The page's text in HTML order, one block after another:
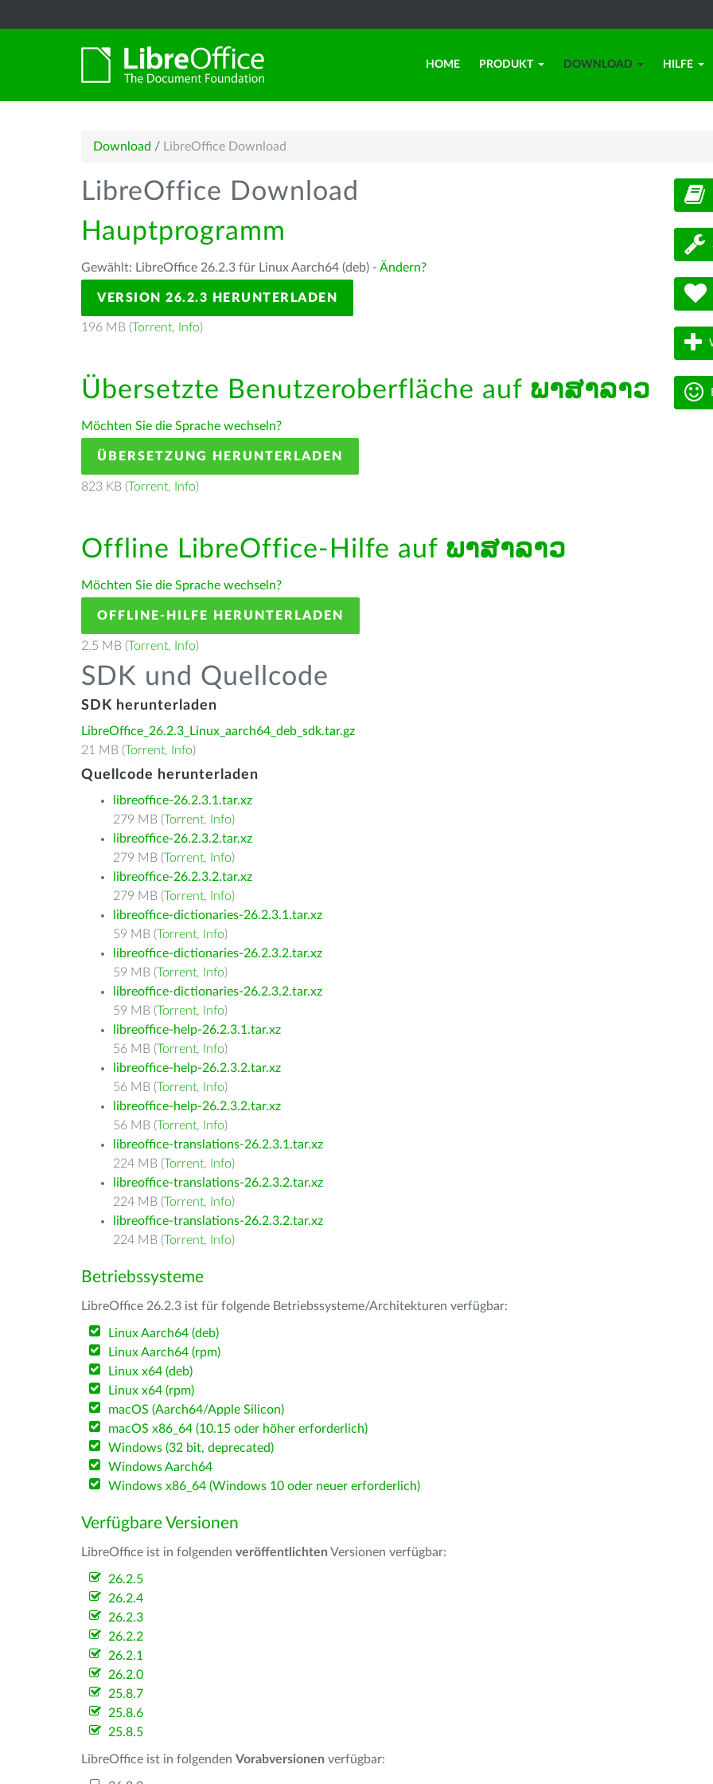
HOME PRODUKT DOWNLOAD HILFE
Download / LibreOffice Download
LibreOffice Download
Hauptprogramm
Gewählt: LibreOffice 26.2.3 für Linux Aarch64 (deb) - Ändern?
VERSION 26.2.3 HERUNTERLADEN
196 MB (Torrent, Info)
Übersetzte Benutzeroberfläche auf ພາສາລາວ
Möchten Sie die Sprache wechseln?
ÜBERSETZUNG HERUNTERLADEN
823 KB (Torrent, Info)
Offline LibreOffice-Hilfe auf ພາສາລາວ
Möchten Sie die Sprache wechseln?
OFFLINE-HILFE HERUNTERLADEN
2.5 MB (Torrent, Info)
SDK und Quellcode
SDK herunterladen
LibreOffice_26.2.3_Linux_aarch64_deb_sdk.tar.gz
21 MB (Torrent, Info)
Quellcode herunterladen
libreoffice-26.2.3.1.tar.xz
279 MB (Torrent, Info)
libreoffice-26.2.3.2.tar.xz
279 MB (Torrent, Info)
libreoffice-26.2.3.2.tar.xz
279 MB (Torrent, Info)
libreoffice-dictionaries-26.2.3.1.tar.xz
59 MB (Torrent, Info)
libreoffice-dictionaries-26.2.3.2.tar.xz
59 MB (Torrent, Info)
libreoffice-dictionaries-26.2.3.2.tar.xz
59 MB (Torrent, Info)
libreoffice-help-26.2.3.1.tar.xz
56 MB (Torrent, Info)
libreoffice-help-26.2.3.2.tar.xz
56 MB (Torrent, Info)
libreoffice-help-26.2.3.2.tar.xz
56 MB (Torrent, Info)
libreoffice-translations-26.2.3.1.tar.xz
224 MB (Torrent, Info)
libreoffice-translations-26.2.3.2.tar.xz
224 MB (Torrent, Info)
libreoffice-translations-26.2.3.2.tar.xz
224 MB (Torrent, Info)
Betriebssysteme
LibreOffice 26.2.3 ist für folgende Betriebssysteme/Architekturen verfügbar:
Linux Aarch64 (deb)
Linux Aarch64 (rpm)
Linux x64 (deb)
Linux x64 (rpm)
macOS (Aarch64/Apple Silicon)
macOS x86_64 (10.15 oder höher erforderlich)
Windows (32 bit, deprecated)
Windows Aarch64
Windows x86_64 (Windows 10 oder neuer erforderlich)
Verfügbare Versionen
LibreOffice ist in folgenden veröffentlichten Versionen verfügbar:
26.2.5
26.2.4
26.2.3
26.2.2
26.2.1
26.2.0
25.8.7
25.8.6
25.8.5
LibreOffice ist in folgenden Vorabversionen verfügbar: